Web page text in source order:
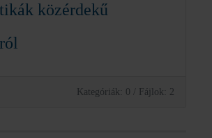
közérdekű
Kategóriák: 0 / Fájlok: 2